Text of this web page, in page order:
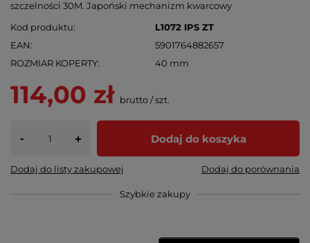
szczelności 30M. Japoński mechanizm kwarcowy
Kod produktu
L1072 IPS ZT
EAN
5901764882657
ROZMIAR KOPERTY
40 mm
114,00 zł brutto/szt.
- + Dodaj do koszyka
Dodaj do listy zakupowej Dodaj do porównania
Szybkie zakupy